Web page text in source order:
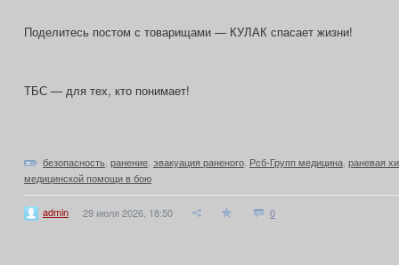
Поделитесь постом с товарищами — КУЛАК спасает жизни!
ТБС — для тех, кто понимает!
безопасность ранение эвакуация раненого Рсб-Групп медицина раневая
медицинской помощи в бою
admin 29 июля 2026, 18:50 0